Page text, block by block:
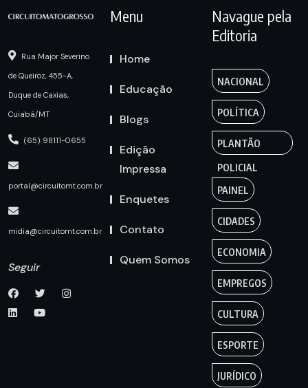
Rua Major Severino
de Queiroz, 455-A,
Duque de Caxias,
Cuiabá/MT
(65) 98111-0655
portal@circuitomt.com.br
midia@circuitomt.com.br
Seguir
Menu
Home
Educação
Blogs
Edição
Impressa
Enquetes
Contato
Quem Somos
Navague pela
Editoria
NACIONAL
POLÍTICA
PLANTÃO
POLICIAL
PAINEL
CIDADES
ECONOMIA
EMPREGOS
CULTURA
ESPORTE
JURÍDICO